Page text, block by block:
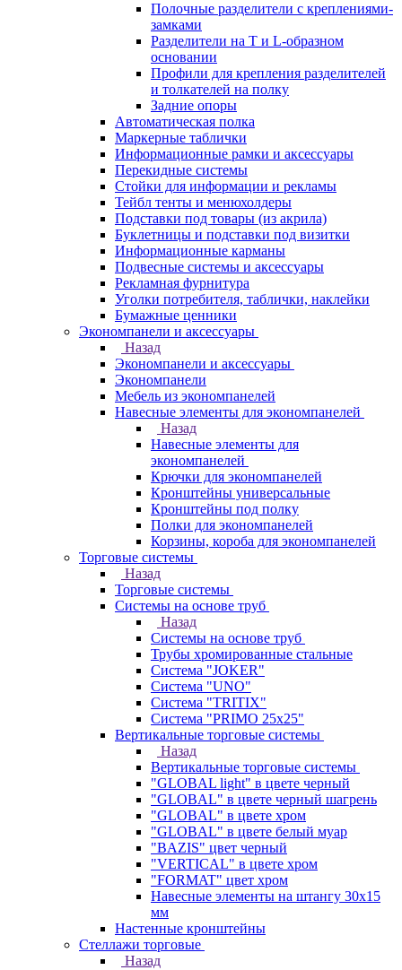
Полочные разделители с креплениями-
замками
Разделители на Т и L-образном
основании
Профили для крепления разделителей
и толкателей на полку
Задние опоры
Автоматическая полка
Маркерные таблички
Информационные рамки и аксессуары
Перекидные системы
Стойки для информации и рекламы
Тейбл тенты и менюхолдеры
Подставки под товары (из акрила)
Буклетницы и подставки под визитки
Информационные карманы
Подвесные системы и аксессуары
Рекламная фурнитура
Уголки потребителя, таблички, наклейки
Бумажные ценники
Экономпанели и аксессуары
Назад
Экономпанели и аксессуары
Экономпанели
Мебель из экономпанелей
Навесные элементы для экономпанелей
Назад
Навесные элементы для
экономпанелей
Крючки для экономпанелей
Кронштейны универсальные
Кронштейны под полку
Полки для экономпанелей
Корзины, короба для экономпанелей
Торговые системы
Назад
Торговые системы
Системы на основе труб
Назад
Системы на основе труб
Трубы хромированные стальные
Система "JOKER"
Система "UNO"
Система "TRITIX"
Система "PRIMO 25х25"
Вертикальные торговые системы
Назад
Вертикальные торговые системы
"GLOBAL light" в цвете черный
"GLOBAL" в цвете черный шагрень
"GLOBAL" в цвете хром
"GLOBAL" в цвете белый муар
"BAZIS" цвет черный
"VERTICAL" в цвете хром
"FORMAT" цвет хром
Навесные элементы на штангу 30х15
мм
Настенные кронштейны
Стеллажи торговые
Назад